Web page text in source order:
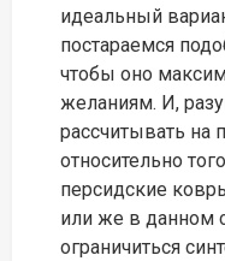
идеальный
постараемся
чтобы оно
желаниям. И,
рассчитывать на
относительно
персидские
или же в данном
ограничиться